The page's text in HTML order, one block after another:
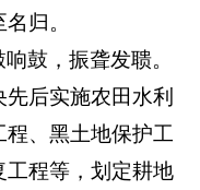
归。
鼓，振聋发聩。
后实施农田水利
、黑土地保护工
程等，划定耕地